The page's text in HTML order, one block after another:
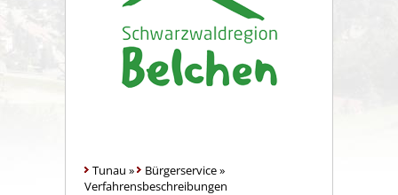
Tunau » Bürgerservice»
Verfahrensbeschreibungen